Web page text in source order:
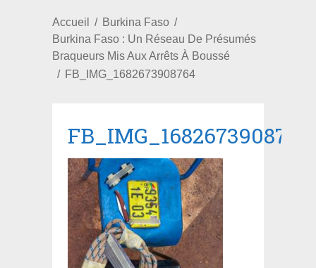
Accueil
Burkina Faso
Burkina Faso : Un Réseau De Présumés
Braqueurs Mis Aux Arrêts À Boussé
FB_IMG_1682673908764
FB_IMG_1682673908764